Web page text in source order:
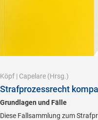
Köpf | Capelare (Hrsg.)
Strafprozessrecht
Grundlagen und Fälle
Diese Fallsammlung zum